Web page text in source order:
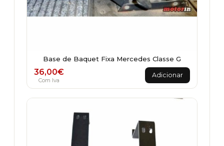
Base de Baquet Fixa Mercedes Classe G
36,00€
Com Iva
Adicionar